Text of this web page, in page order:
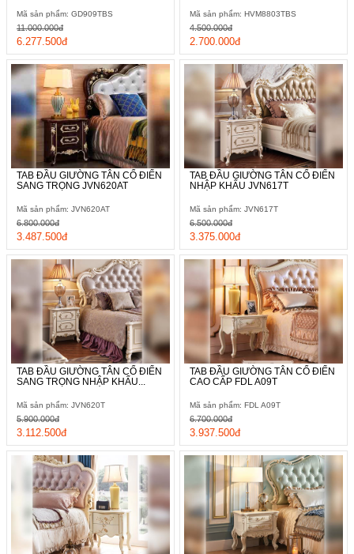
Mã sản phẩm: GD909TBS
6.277.500đ
11.000.000đ
Mã sản phẩm: HVM8803TBS
2.700.000đ
4.500.000đ
TAB ĐẦU GIƯỜNG TÂN CỔ ĐIỂN
SANG TRỌNG JVN620AT
Mã sản phẩm: JVN620AT
3.487.500đ
6.800.000đ
TAB ĐẦU GIƯỜNG TÂN CỔ ĐIỂN
NHẬP KHẨU JVN617T
Mã sản phẩm: JVN617T
3.375.000đ
6.500.000đ
TAB ĐẦU GIƯỜNG TÂN CỔ ĐIỂN
SANG TRỌNG NHẬP KHẨU...
Mã sản phẩm: JVN620T
3.112.500đ
5.900.000đ
TAB ĐẦU GIƯỜNG TÂN CỔ ĐIỂN
CAO CẤP FDL A09T
Mã sản phẩm: FDL A09T
3.937.500đ
6.700.000đ